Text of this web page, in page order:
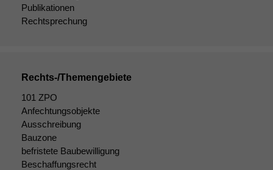
Publikationen
Rechtsprechung
Rechts-/Themengebiete
101 ZPO
Anfechtungsobjekte
Ausschreibung
Bauzone
befristete Baubewilligung
Beschaffungsrecht